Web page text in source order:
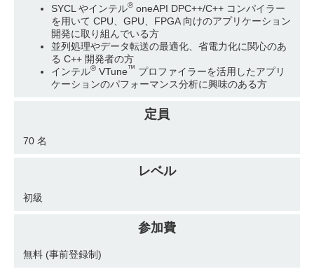
SYCL やインテル® oneAPI DPC++/C++ コンパイラー
を用いて CPU、GPU、FPGA 向けのアプリケーション
開発に取り組んでいる方
並列処理やデータ転送の最適化、省電力化に関心のあ
る C++ 開発者の方
インテル® VTune™ プロファイラーを活用したアプリ
ケーションのパフォーマンス分析に興味のある方
定員
70 名
レベル
初級
参加費
無料 (事前登録制)